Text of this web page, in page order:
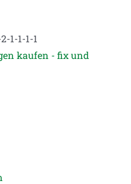
1-1-1-1
kaufen - fix und